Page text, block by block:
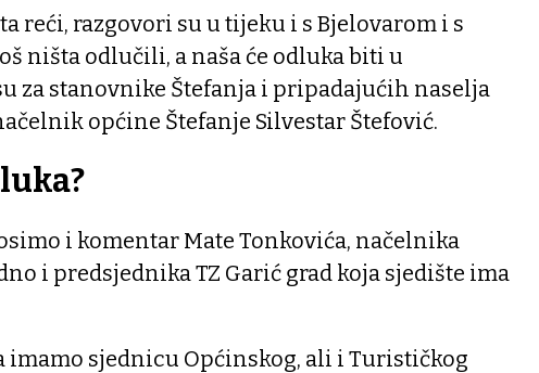
reći, razgovori su u tijeku i s Bjelovarom i s
ništa odlučili, a naša će odluka biti u
za stanovnike Štefanja i pripadajućih naselja
općine Štefanje Silvestar Štefović.
i komentar Mate Tonkovića, načelnika
i predsjednika TZ Garić grad koja sjedište ima
imamo sjednicu Općinskog, ali i Turističkog